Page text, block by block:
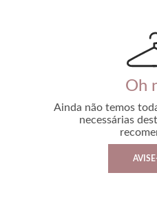
Oh
Ainda não temos
necessárias